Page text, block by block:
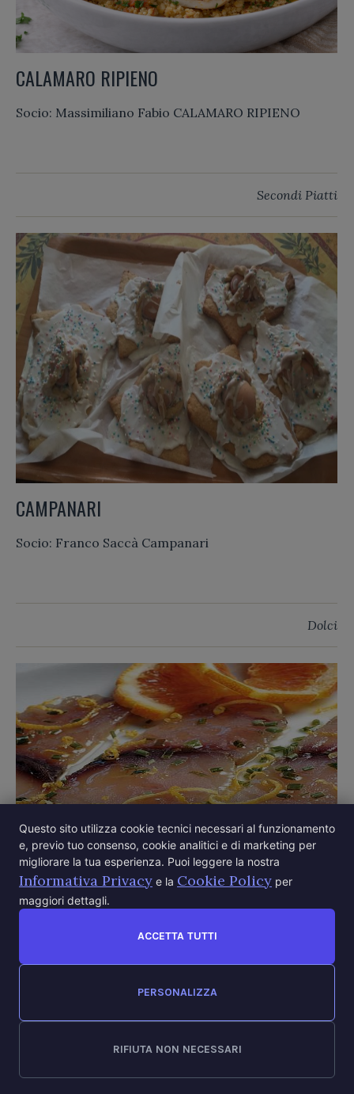
CALAMARO RIPIENO
Socio: Massimiliano Fabio CALAMARO RIPIENO
Secondi Piatti
CAMPANARI
Socio: Franco Saccà Campanari
Dolci
CARPACCIO DI PESCE SPADA ALL’ARANCIA
Socio: Vincenzo Carollo Carpaccio di pesce spada
Questo sito utilizza cookie tecnici necessari al funzionamento
e, previo tuo consenso, cookie analitici e di marketing per
migliorare la tua esperienza. Puoi leggere la nostra
Informativa Privacy e la Cookie Policy per
maggiori dettagli.
ACCETTA TUTTI
PERSONALIZZA
RIFIUTA NON NECESSARI